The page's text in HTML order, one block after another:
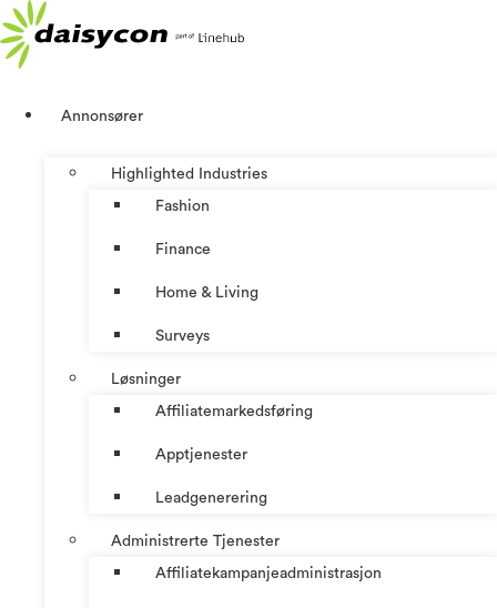
Skip
to
content
Annonsører
Highlighted Industries
Fashion
Finance
Home & Living
Surveys
Løsninger
Affiliatemarkedsføring
Apptjenester
Leadgenerering
Administrerte Tjenester
Affiliatekampanjeadministrasjon